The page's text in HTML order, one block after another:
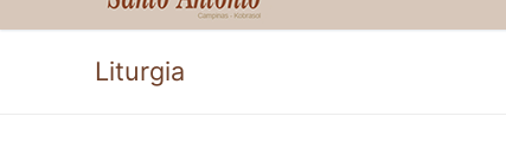
Liturgia